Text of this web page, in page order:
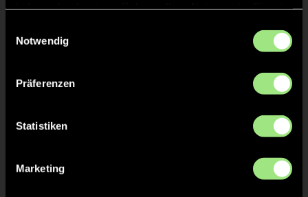
Notwendig
Präferenzen
Statistiken
Marketing
Polly